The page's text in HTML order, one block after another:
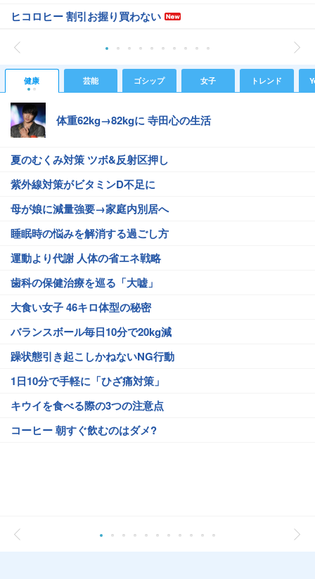
ヒコロヒー 割引お握り買わない
健康 芸能 ゴシップ 女子 トレンド
体重62kg→82kgに 寺田心の生活
夏のむくみ対策 ツボ&反射区押し
紫外線対策がビタミンD不足に
母が娘に減量強要→家庭内別居へ
睡眠時の悩みを解消する過ごし方
運動より代謝 人体の省エネ戦略
歯科の保健治療を巡る「大嘘」
大食い女子 46キロ体型の秘密
バランスボール毎日10分で20kg減
躁状態引き起こしかねないNG行動
1日10分で手軽に「ひざ痛対策」
キウイを食べる際の3つの注意点
コーヒー 朝すぐ飲むのはダメ?